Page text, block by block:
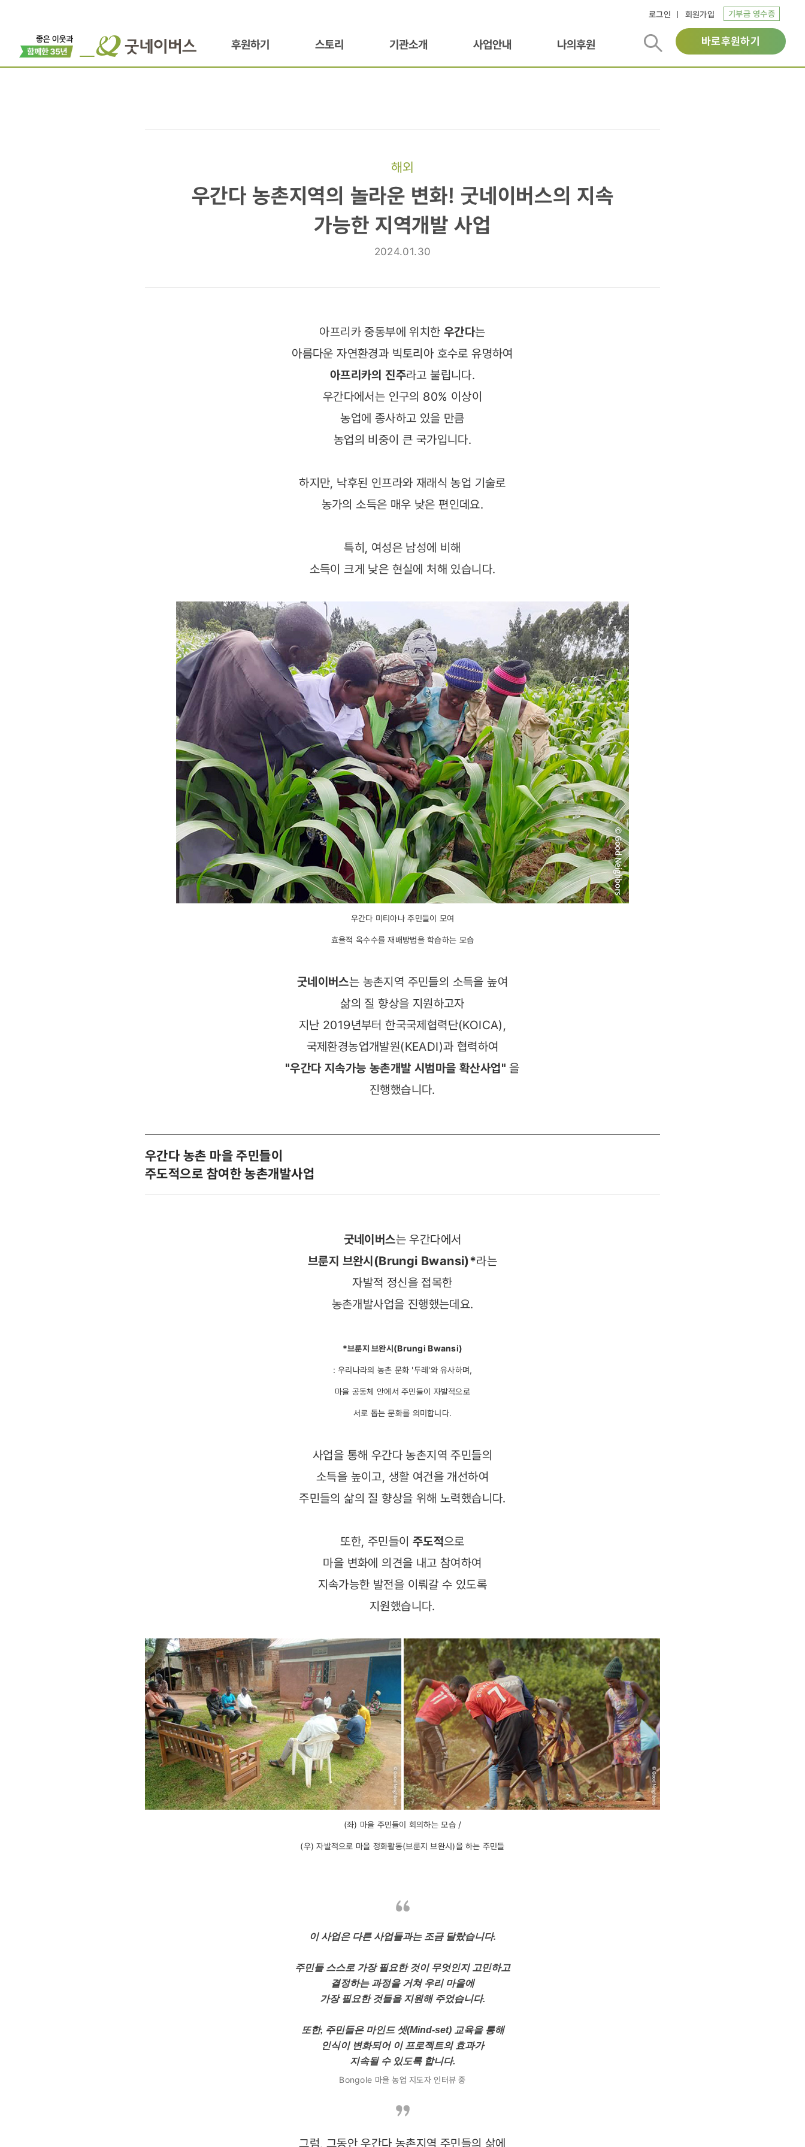
로그인 회원가입 기부금 영수증
후원하기 스토리 기관소개 사업안내 나의후원 바로후원하기
해외
우간다
변화!
우간다 농촌지역의 놀라운 변화! 굿네이버스의 지속
가능한 지역개발 사업
2024.01.30
아프리카 중동부에 위치한 우간다는
아름다운 자연환경과 빅토리아 호수로 유명하여
아프리카의 진주라고 불립니다.
우간다에서는 인구의 80% 이상이
농업에 종사하고 있을 만큼
농업의 비중이 큰 국가입니다.
하지만, 낙후된 인프라와 재래식 농업 기술로
농가의 소득은 매우 낮은 편인데요.
특히, 여성은 남성에 비해
소득이 크게 낮은 현실에 처해 있습니다.
우간다 미티아나 주민들이 모여
효율적 옥수수를 재배방법을 학습하는 모습
굿네이버스는 농촌지역 주민들의 소득을 높여
삶의 질 향상을 지원하고자
지난 2019년부터 한국국제협력단(KOICA),
국제환경농업개발원(KEADI)과 협력하여
"우간다 지속가능 농촌개발 시범마을 확산사업" 을
진행했습니다.
우간다 농촌 마을 주민들이
주도적으로 참여한 농촌개발사업
굿네이버스는 우간다에서
브룬지 브완시(Brungi Bwansi)*라는
자발적 정신을 접목한
농촌개발사업을 진행했는데요.
*브룬지 브완시(Brungi Bwansi)
: 우리나라의 농촌 문화 '두레'와 유사하며,
마을 공동체 안에서 주민들이 자발적으로
서로 돕는 문화를 의미합니다.
사업을 통해 우간다 농촌지역 주민들의
소득을 높이고, 생활 여건을 개선하여
주민들의 삶의 질 향상을 위해 노력했습니다.
또한, 주민들이 주도적으로
마을 변화에 의견을 내고 참여하여
지속가능한 발전을 이뤄갈 수 있도록
지원했습니다.
(좌) 마을 주민들이 회의하는 모습 /
(우) 자발적으로 마을 정화활동(브룬지 브완시)을 하는 주민들
이 사업은 다른 사업들과는 조금 달랐습니다.
주민들 스스로 가장 필요한 것이 무엇인지 고민하고
결정하는 과정을 거쳐 우리 마을에
가장 필요한 것들을 지원해 주었습니다.
또한, 주민들은 마인드 셋(Mind-set) 교육을 통해
인식이 변화되어 이 프로젝트의 효과가
지속될 수 있도록 합니다.
Bongole 마을 농업 지도자 인터뷰 중
그럼, 그동안 우간다 농촌지역 주민들의 삶에